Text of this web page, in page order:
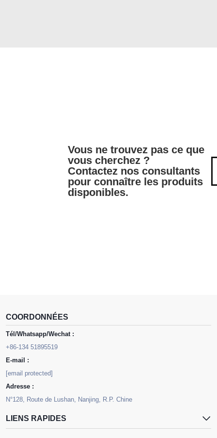
Vous ne trouvez pas ce que
vous cherchez ?
Contactez nos consultants
pour connaître les produits
disponibles.
COORDONNÉES
Tél/Whatsapp/Wechat :
+86-134 51895519
E-mail :
[email protected]
Adresse :
N°128, Route de Lushan, Nanjing, R.P. Chine
LIENS RAPIDES